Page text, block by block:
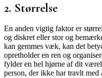
2. Størrelse
En anden vigtig faktor er
og diskret eller stor og
kan gemmes væk, kan det
opretholder en ren og
fylder en hel hjørne af dit
person, der ikke har travlt